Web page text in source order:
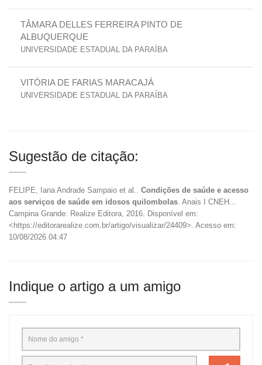
TÂMARA DELLES FERREIRA PINTO DE
ALBUQUERQUE
UNIVERSIDADE ESTADUAL DA PARAÍBA
VITÓRIA DE FARIAS MARACAJÁ
UNIVERSIDADE ESTADUAL DA PARAÍBA
Sugestão de citação:
FELIPE, Iana Andrade Sampaio et al.. Condições de saúde e acesso
aos serviços de saúde em idosos quilombolas . Anais I CNEH...
Campina Grande: Realize Editora, 2016. Disponível em:
<https://editorarealize.com.br/artigo/visualizar/24409>. Acesso em:
10/08/2026 04:47
Indique o artigo a um amigo